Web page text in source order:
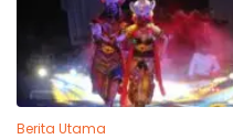
Berita Utama